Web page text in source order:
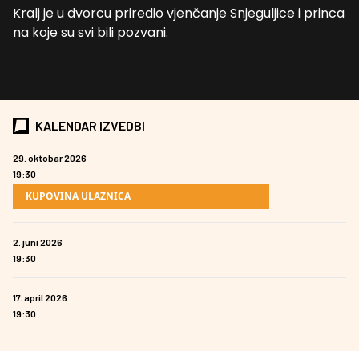
Kralj je u dvorcu priredio vjenčanje Snjeguljice i princa
na koje su svi bili pozvani.
KALENDAR IZVEDBI
29. oktobar 2026
19:30
KUPOVINA ULAZNICA
2. juni 2026
19:30
17. april 2026
19:30